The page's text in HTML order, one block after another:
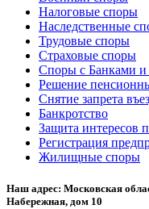
Налоговые споры
Наследственные
Трудовые споры
Страховые споры
Споры с Банками и
Решение
Снятие запрета
Банкротство
Защита интересов
Регистрация
Жилищные споры
Наш адрес: Московская
Набережная, дом 10